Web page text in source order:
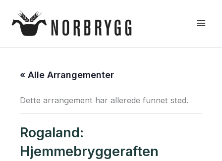
rett
« Alle Arrangementer
Dette arrangement har allerede funnet sted.
Rogaland:
Hjemmebryggeraften